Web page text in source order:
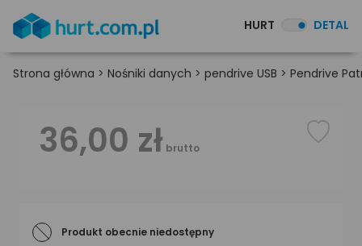
HURT DETAL
Strona główna > Nośniki danych > pendrive USB > Pendrive
36,00 zł brutto
Produkt obecnie niedostępny